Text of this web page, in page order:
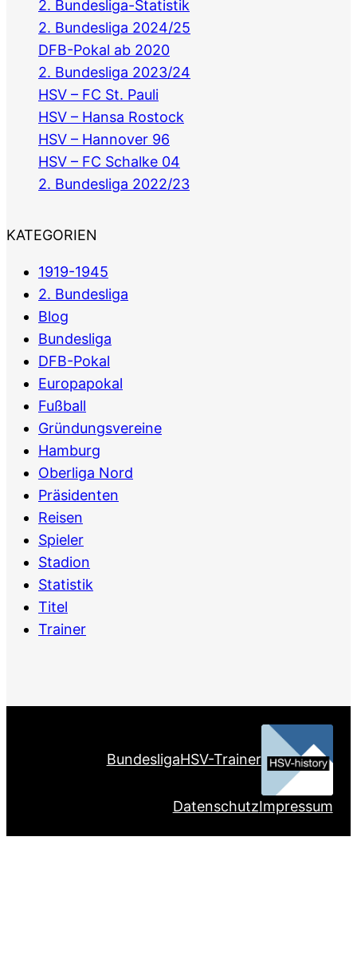
2. Bundesliga-Statistik
2. Bundesliga 2024/25
DFB-Pokal ab 2020
2. Bundesliga 2023/24
HSV – FC St. Pauli
HSV – Hansa Rostock
HSV – Hannover 96
HSV – FC Schalke 04
2. Bundesliga 2022/23
KATEGORIEN
1919-1945
2. Bundesliga
Blog
Bundesliga
DFB-Pokal
Europapokal
Fußball
Gründungsvereine
Hamburg
Oberliga Nord
Präsidenten
Reisen
Spieler
Stadion
Statistik
Titel
Trainer
BundesligaHSV-Trainer
DatenschutzImpressum